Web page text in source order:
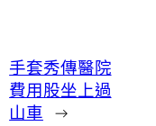
手套秀傳醫院
費用股坐上過
山車 →